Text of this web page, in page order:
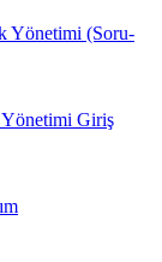
Yönetimi (Soru-
Yönetimi Giriş